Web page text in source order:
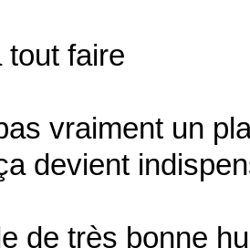
tout faire
vraiment un
devient
de très bonne